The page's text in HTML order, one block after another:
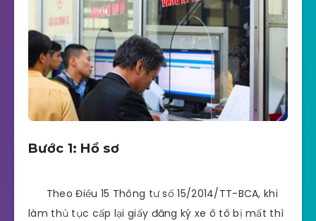
Bước 1: Hồ sơ
Theo Điều 15 Thông tư số 15/2014/TT-BCA, khi
làm thủ tục cấp lại giấy đăng ký xe ô tô bị mất thì